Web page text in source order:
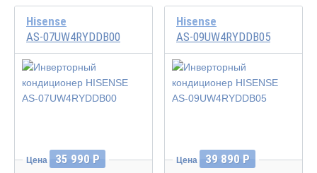
Hisense
AS-07UW4RYDDB00
Инвертор
Цена 35 990 Р
Hisense
AS-09UW4RYDDB05
Инвертор
Цена 39 890 Р